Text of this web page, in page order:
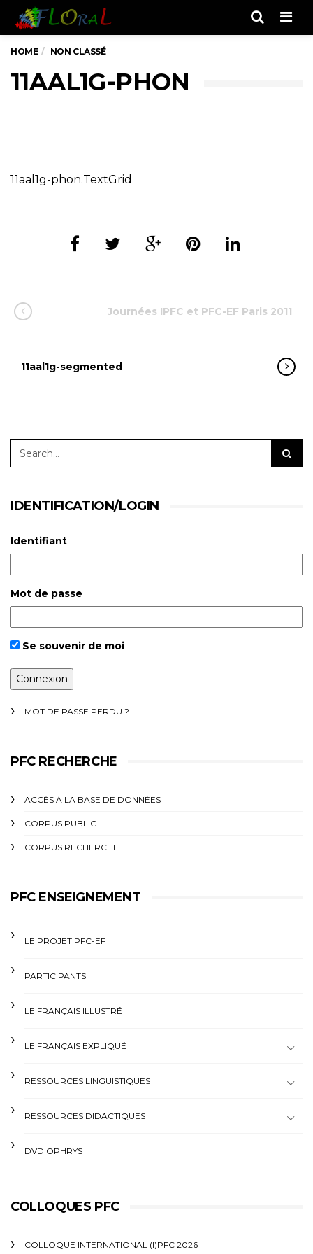
HOME NON CLASSÉ
11AAL1G-PHON
11aal1g-phon.TextGrid
Journées IPFC et PFC-EF Paris 2011
11aal1g-segmented
IDENTIFICATION/LOGIN
Identifiant
Mot de passe
Se souvenir de moi
MOT DE PASSE PERDU ?
PFC RECHERCHE
ACCÈS À LA BASE DE DONNÉES
CORPUS PUBLIC
CORPUS RECHERCHE
PFC ENSEIGNEMENT
LE PROJET PFC-EF
PARTICIPANTS
LE FRANÇAIS ILLUSTRÉ
LE FRANÇAIS EXPLIQUÉ
RESSOURCES LINGUISTIQUES
RESSOURCES DIDACTIQUES
DVD OPHRYS
COLLOQUES PFC
COLLOQUE INTERNATIONAL (I)PFC 2026